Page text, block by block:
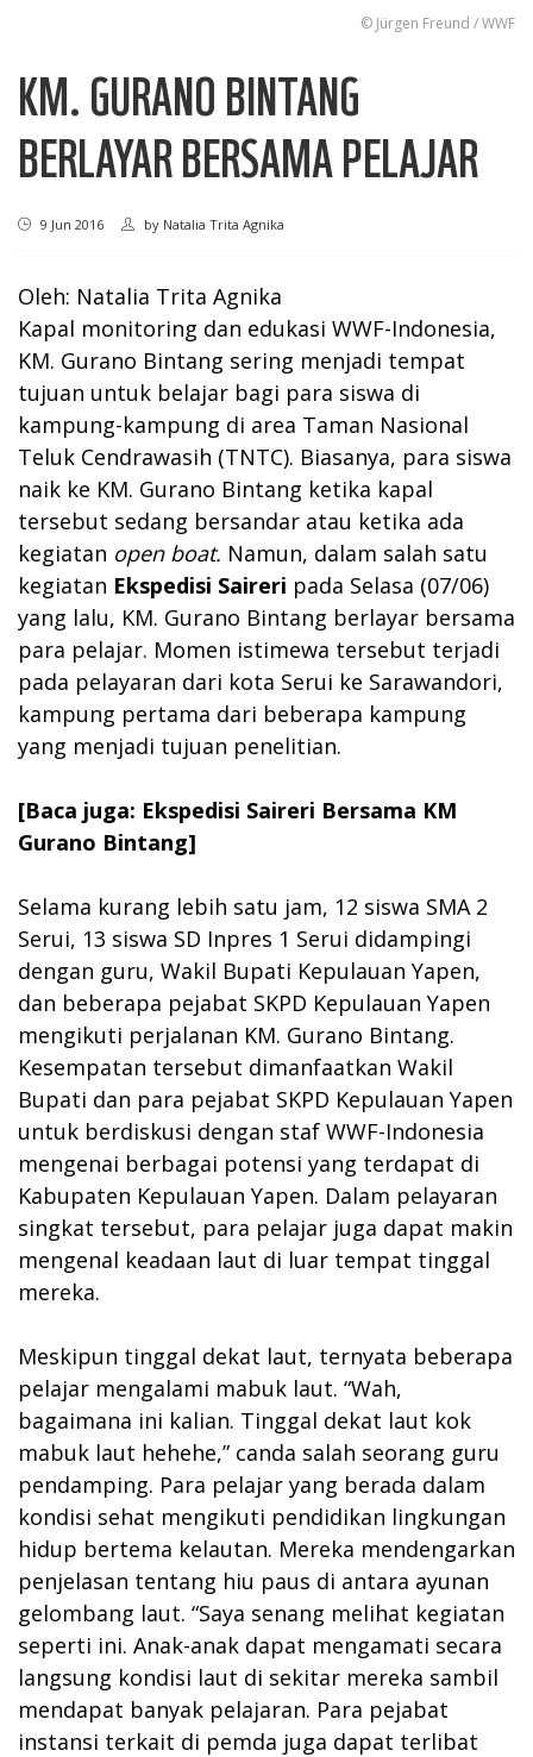
© Jürgen Freund / WWF
KM. GURANO BINTANG
BERLAYAR BERSAMA PELAJAR
9 Jun 2016 by Natalia Trita Agnika
Oleh: Natalia Trita Agnika
Kapal monitoring dan edukasi WWF-Indonesia,
KM. Gurano Bintang sering menjadi tempat
tujuan untuk belajar bagi para siswa di
kampung-kampung di area Taman Nasional
Teluk Cendrawasih (TNTC). Biasanya, para siswa
naik ke KM. Gurano Bintang ketika kapal
tersebut sedang bersandar atau ketika ada
kegiatan open boat. Namun, dalam salah satu
kegiatan Ekspedisi Saireri pada Selasa (07/06)
yang lalu, KM. Gurano Bintang berlayar bersama
para pelajar. Momen istimewa tersebut terjadi
pada pelayaran dari kota Serui ke Sarawandori,
kampung pertama dari beberapa kampung
yang menjadi tujuan penelitian.
[Baca juga: Ekspedisi Saireri Bersama KM
Gurano Bintang]
Selama kurang lebih satu jam, 12 siswa SMA 2
Serui, 13 siswa SD Inpres 1 Serui didampingi
dengan guru, Wakil Bupati Kepulauan Yapen,
dan beberapa pejabat SKPD Kepulauan Yapen
mengikuti perjalanan KM. Gurano Bintang.
Kesempatan tersebut dimanfaatkan Wakil
Bupati dan para pejabat SKPD Kepulauan Yapen
untuk berdiskusi dengan staf WWF-Indonesia
mengenai berbagai potensi yang terdapat di
Kabupaten Kepulauan Yapen. Dalam pelayaran
singkat tersebut, para pelajar juga dapat makin
mengenal keadaan laut di luar tempat tinggal
mereka.
Meskipun tinggal dekat laut, ternyata beberapa
pelajar mengalami mabuk laut. “Wah,
bagaimana ini kalian. Tinggal dekat laut kok
mabuk laut hehehe,” canda salah seorang guru
pendamping. Para pelajar yang berada dalam
kondisi sehat mengikuti pendidikan lingkungan
hidup bertema kelautan. Mereka mendengarkan
penjelasan tentang hiu paus di antara ayunan
gelombang laut. “Saya senang melihat kegiatan
seperti ini. Anak-anak dapat mengamati secara
langsung kondisi laut di sekitar mereka sambil
mendapat banyak pelajaran. Para pejabat
instansi terkait di pemda juga dapat terlibat